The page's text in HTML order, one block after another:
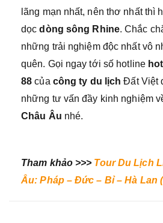
lãng mạn nhất, nên thơ nhất thì
dọcdòng sông Rhine. Chắc
những trải nghiệm độc nhất vô
quên. Gọi ngay tới số hotline
88của công ty du lịchĐất Việt
những tư vấn đầy kinh nghiệm
Châu Âu nhé.
Tham khảo >>> Tour Du Lịch
Âu: Pháp – Đức – Bỉ – Hà Lan